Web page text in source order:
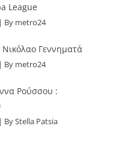
League
By metro24
Νικόλαο Γεννηματά
By metro24
Ρούσσου :
By Stella Patsia